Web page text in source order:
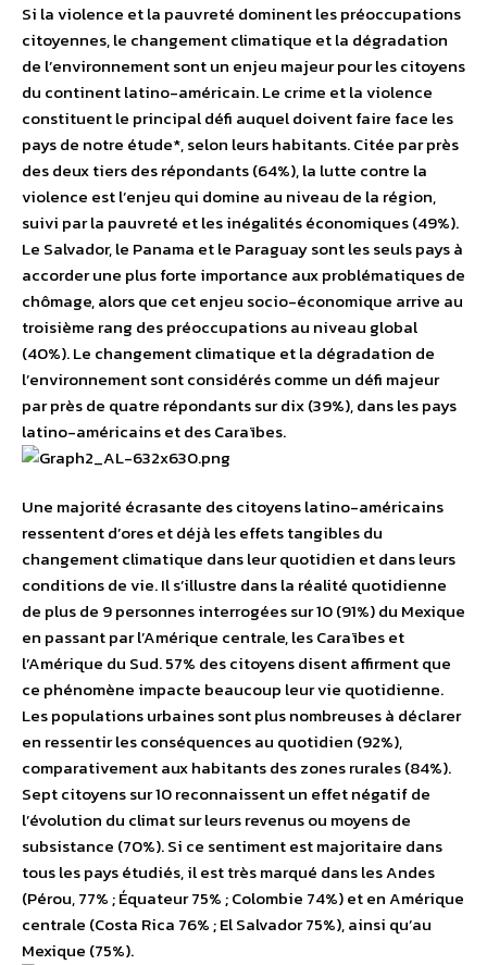
Si la violence et la pauvreté dominent les préoccupations
citoyennes, le changement climatique et la dégradation
de l’environnement sont un enjeu majeur pour les citoyens
du continent latino-américain. Le crime et la violence
constituent le principal défi auquel doivent faire face les
pays de notre étude*, selon leurs habitants. Citée par près
des deux tiers des répondants (64%), la lutte contre la
violence est l’enjeu qui domine au niveau de la région,
suivi par la pauvreté et les inégalités économiques (49%).
Le Salvador, le Panama et le Paraguay sont les seuls pays à
accorder une plus forte importance aux problématiques de
chômage, alors que cet enjeu socio-économique arrive au
troisième rang des préoccupations au niveau global
(40%). Le changement climatique et la dégradation de
l’environnement sont considérés comme un défi majeur
par près de quatre répondants sur dix (39%), dans les pays
latino-américains et des Caraïbes.
Une majorité écrasante des citoyens latino-américains
ressentent d’ores et déjà les effets tangibles du
changement climatique dans leur quotidien et dans leurs
conditions de vie. Il s’illustre dans la réalité quotidienne
de plus de 9 personnes interrogées sur 10 (91%) du Mexique
en passant par l’Amérique centrale, les Caraïbes et
l’Amérique du Sud. 57% des citoyens disent affirment que
ce phénomène impacte beaucoup leur vie quotidienne.
Les populations urbaines sont plus nombreuses à déclarer
en ressentir les conséquences au quotidien (92%),
comparativement aux habitants des zones rurales (84%).
Sept citoyens sur 10 reconnaissent un effet négatif de
l’évolution du climat sur leurs revenus ou moyens de
subsistance (70%). Si ce sentiment est majoritaire dans
tous les pays étudiés, il est très marqué dans les Andes
(Pérou, 77% ; Équateur 75% ; Colombie 74%) et en Amérique
centrale (Costa Rica 76% ; El Salvador 75%), ainsi qu’au
Mexique (75%).